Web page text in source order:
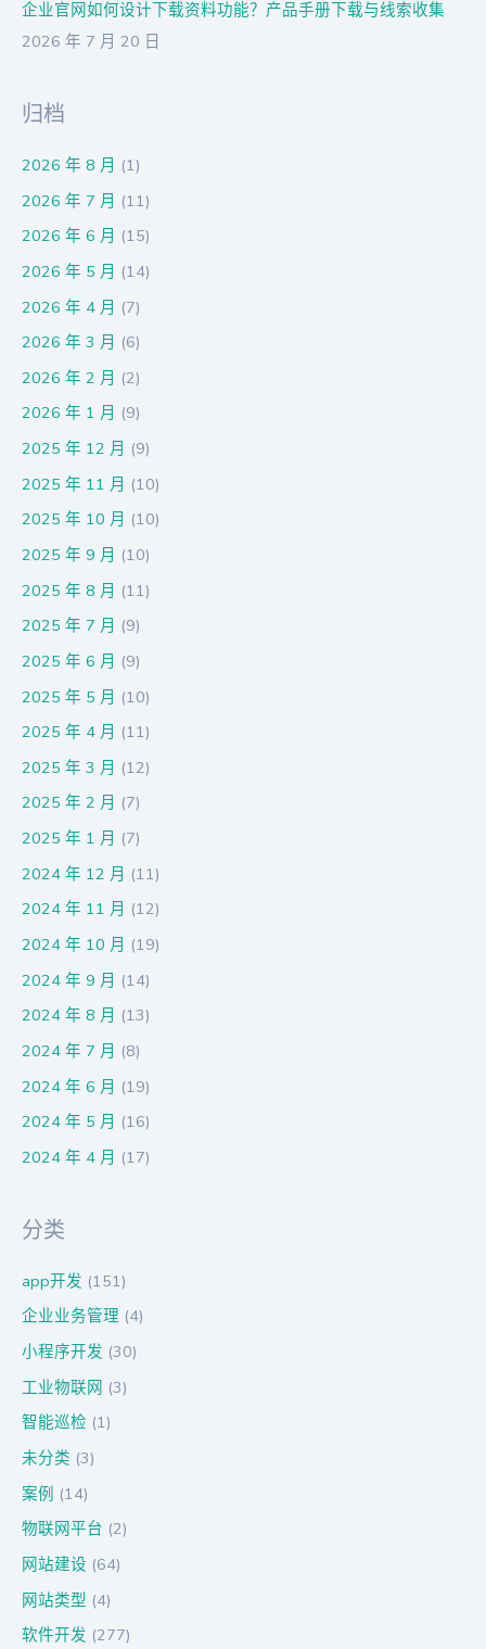
企业官网如何设计下载资料功能？产品手册下载与线索收集
2026 年 7 月 20 日
归档
2026 年 8 月 (1)
2026 年 7 月 (11)
2026 年 6 月 (15)
2026 年 5 月 (14)
2026 年 4 月 (7)
2026 年 3 月 (6)
2026 年 2 月 (2)
2026 年 1 月 (9)
2025 年 12 月 (9)
2025 年 11 月 (10)
2025 年 10 月 (10)
2025 年 9 月 (10)
2025 年 8 月 (11)
2025 年 7 月 (9)
2025 年 6 月 (9)
2025 年 5 月 (10)
2025 年 4 月 (11)
2025 年 3 月 (12)
2025 年 2 月 (7)
2025 年 1 月 (7)
2024 年 12 月 (11)
2024 年 11 月 (12)
2024 年 10 月 (19)
2024 年 9 月 (14)
2024 年 8 月 (13)
2024 年 7 月 (8)
2024 年 6 月 (19)
2024 年 5 月 (16)
2024 年 4 月 (17)
分类
app开发 (151)
企业业务管理 (4)
小程序开发 (30)
工业物联网 (3)
智能巡检 (1)
未分类 (3)
案例 (14)
物联网平台 (2)
网站建设 (64)
网站类型 (4)
软件开发 (277)